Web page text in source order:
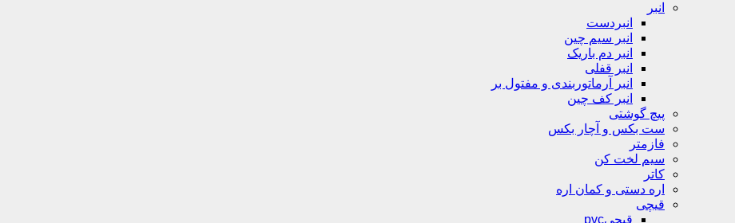
انبر
انبردست
انبر سیم چین
انبر دم باریک
انبر قفلی
انبر آرماتوربندی و مفتول بر
انبر کف چین
پیچ گوشتی
ست بکس و آچار بکس
فازمتر
سیم لخت کن
کاتر
اره دستی و کمان اره
قیچی
قیچیpvc